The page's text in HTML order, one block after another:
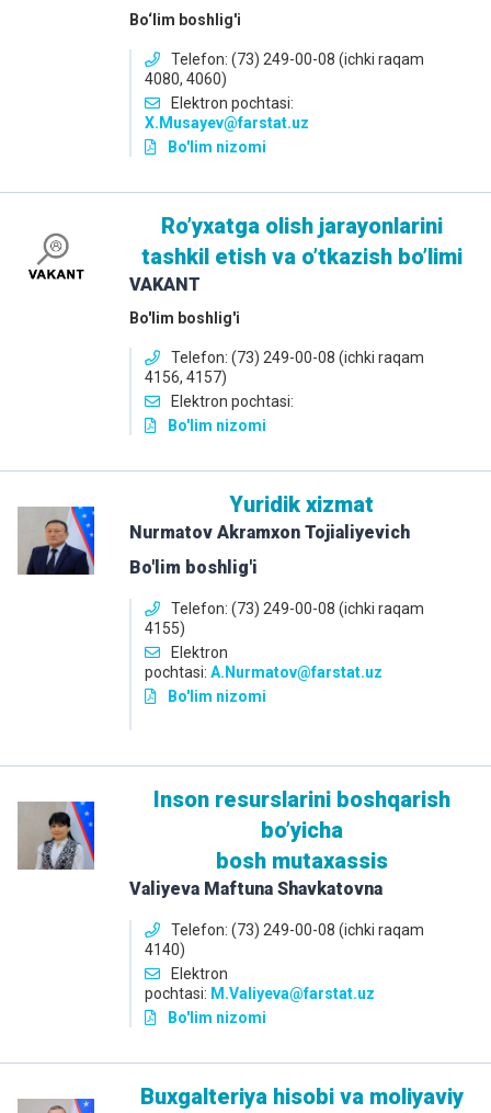
Bo‘lim boshlig'i
Telefon: (73) 249-00-08 (ichki raqam
4080, 4060)
Elektron pochtasi:
X.Musayev@farstat.uz
Bo'lim nizomi
Roʼyxatga olish jarayonlarini
tashkil etish va oʼtkazish boʼlimi
VAKANT
Bo'lim boshlig'i
Telefon: (73) 249-00-08 (ichki raqam
4156, 4157)
Elektron pochtasi:
Bo'lim nizomi
Yuridik xizmat
Nurmatov Akramxon Tojialiyevich
Bo'lim boshlig'i
Telefon: (73) 249-00-08 (ichki raqam
4155)
Elektron
pochtasi: A.Nurmatov@farstat.uz
Bo'lim nizomi
Inson resurslarini boshqarish
boʼyicha
bosh mutaxassis
Valiyeva Maftuna Shavkatovna
Telefon: (73) 249-00-08 (ichki raqam
4140)
Elektron
pochtasi: M.Valiyeva@farstat.uz
Bo'lim nizomi
Buxgalteriya hisobi va moliyaviy